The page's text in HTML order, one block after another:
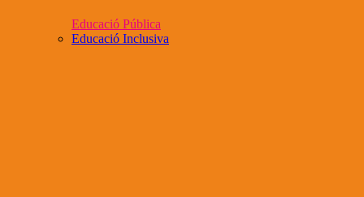
Educació Pública
Educació Inclusiva